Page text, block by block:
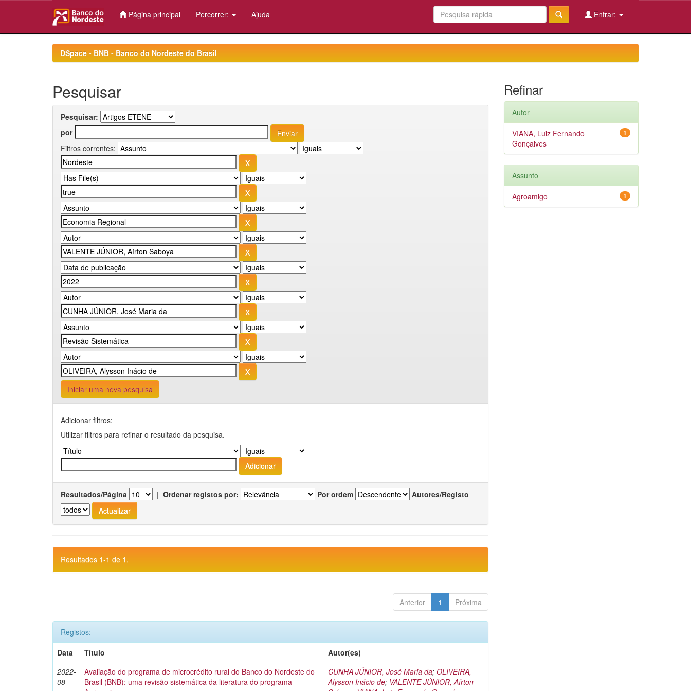
Página principal Percorrer: Ajuda Entrar:
DSpace - BNB - Banco do Nordeste do Brasil
Pesquisar
Pesquisar:
por
Filtros correntes:
Iniciar uma nova pesquisa
Adicionar filtros:
Utilizar filtros para refinar o resultado da pesquisa.
Resultados/Página | Ordenar registos por: Por ordem Autores/Registo
Resultados 1-1 de 1.
Anterior 1 Próxima
Registos:
Data
Título
Autor(es)
2022-
08
Avaliação do programa de microcrédito rural do Banco do Nordeste do
Brasil (BNB): uma revisão sistemática da literatura do programa
CUNHA JÚNIOR, José Maria da;OLIVEIRA,
Alysson Inácio de; VALENTE JÚNIOR, Aírton
Refinar
Autor
1
VIANA, Luiz Fernando
Gonçalves
Assunto
1
Agroamigo